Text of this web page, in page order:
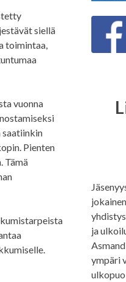
siellä
toimintaa,
vuonna
saatiinkin
Pienten
Tämä
ja
ympäri